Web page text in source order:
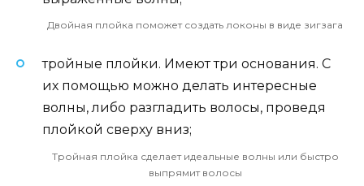
Двойная плойка поможет создать локоны в виде зигзага
тройные плойки. Имеют три основания. С
их помощью можно делать интересные
волны, либо разгладить волосы, проведя
плойкой сверху вниз;
Тройная плойка сделает идеальные волны или быстро
выпрямит волосы